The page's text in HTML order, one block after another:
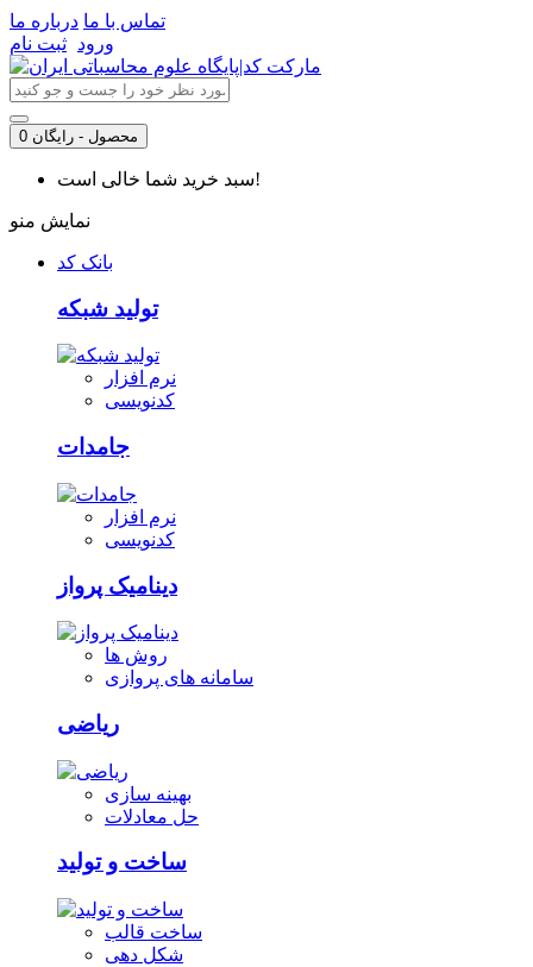
تماس با ما درباره ما
ورود ثبت نام
0 محصول - رایگان
سبد خرید شما خالی است!
نمایش منو
بانک کد
تولید شبکه
نرم افزار
کدنویسی
جامدات
نرم افزار
کدنویسی
دینامیک پرواز
روش ها
سامانه های پروازی
ریاضی
بهینه سازی
حل معادلات
ساخت و تولید
ساخت قالب
شکل دهی